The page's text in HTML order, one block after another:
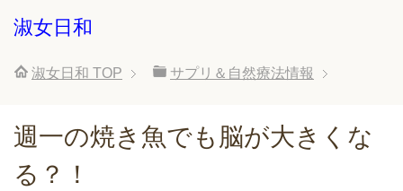
淑女日和
淑女日和 TOP サプリ＆自然療法情報
週一の焼き魚でも脳が大きくな
る？！